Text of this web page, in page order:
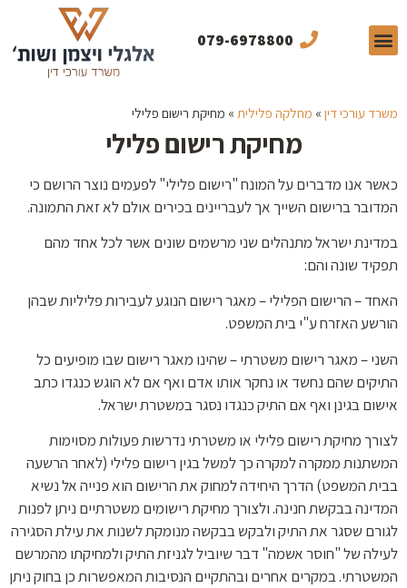
079-6978800
משרד עורכי דין » מחלקה פלילית » מחיקת רישום פלילי
מחיקת רישום פלילי
כאשר אנו מדברים על המונח "רישום פלילי" לפעמים נוצר הרושם כי
המדובר ברישום השייך אך לעבריינים בכירים אולם לא זאת התמונה.
במדינת ישראל מתנהלים שני מרשמים שונים אשר לכל אחד מהם
תפקיד שונה והם:
האחד – הרישום הפלילי – מאגר רישום הנוגע לעבירות פליליות שבהן
הורשע האזרח ע"י בית המשפט.
השני – מאגר רישום משטרתי – שהינו מאגר רישום שבו מופיעים כל
התיקים שהם נחשד או נחקר אותו אדם ואף אם לא הוגש כנגדו כתב
אישום בגינן ואף אם התיק כנגדו נסגר במשטרת ישראל.
לצורך מחיקת רישום פלילי או משטרתי נדרשות פעולות מסוימות
המשתנות ממקרה למקרה כך למשל בגין רישום פלילי (לאחר הרשעה
בבית המשפט) הדרך היחידה למחוק את הרישום הוא פנייה אל נשיא
המדינה בבקשת חנינה. ולצורך מחיקת רישומים משטרתיים ניתן לפנות
לגורם שסגר את התיק ולבקש בבקשה מנומקת לשנות את עילת הסגירה
לעילה של "חוסר אשמה" דבר שיוביל לגניזת התיק ולמחיקתו מהמרשם
המשטרתי. במקרים אחרים ובהתקיים הנסיבות המאפשרות כן בחוק ניתן